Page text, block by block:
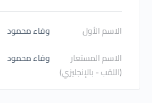
الاسم الأول
وفاء محمود
الاسم المستعار
(اللقب - بالإنجليزي)
وفاء محمود